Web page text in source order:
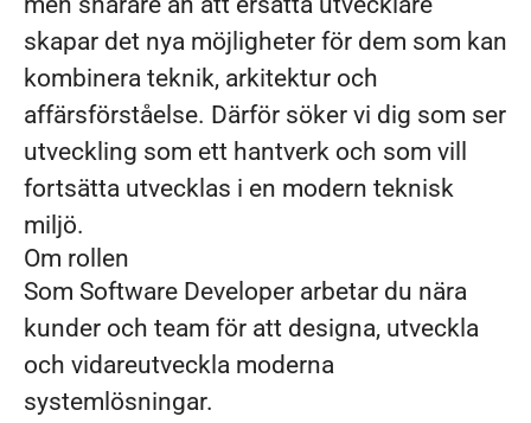
skapar det nya möjligheter för dem som kan
kombinera teknik, arkitektur och
affärsförståelse. Därför söker vi dig som ser
utveckling som ett hantverk och som vill
fortsätta utvecklas i en modern teknisk
miljö.
Om rollen
Som Software Developer arbetar du nära
kunder och team för att designa, utveckla
och vidareutveckla moderna
systemlösningar.